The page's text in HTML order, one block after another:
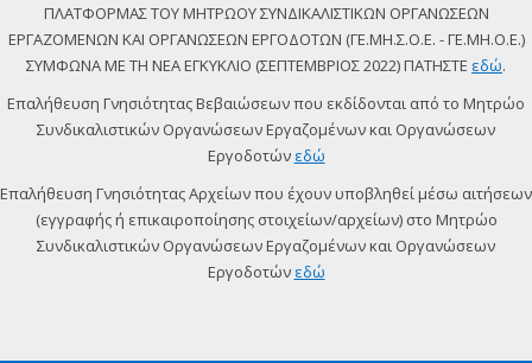
ΠΛΑΤΦΟΡΜΑΣ ΤΟΥ ΜΗΤΡΩΟΥ ΣΥΝΔΙΚΑΛΙΣΤΙΚΩΝ ΟΡΓΑΝΩΣΕΩΝ
ΕΡΓΑΖΟΜΕΝΩΝ ΚΑΙ ΟΡΓΑΝΩΣΕΩΝ ΕΡΓΟΔΟΤΩΝ (ΓΕ.ΜΗ.Σ.Ο.Ε. - ΓΕ.ΜΗ.Ο.Ε.)
ΣΥΜΦΩΝΑ ΜΕ ΤΗ ΝΕΑ ΕΓΚΥΚΛΙΟ (ΣΕΠΤΕΜΒΡΙΟΣ 2022) ΠΑΤΗΣΤΕ εδώ.
Επαλήθευση Γνησιότητας Βεβαιώσεων που εκδίδονται από το Μητρώο
Συνδικαλιστικών Οργανώσεων Εργαζομένων και Οργανώσεων
Εργοδοτών εδώ
Επαλήθευση Γνησιότητας Αρχείων που έχουν υποβληθεί μέσω αιτήσεων
(εγγραφής ή επικαιροποίησης στοιχείων/αρχείων) στο Μητρώο
Συνδικαλιστικών Οργανώσεων Εργαζομένων και Οργανώσεων
Εργοδοτών εδώ